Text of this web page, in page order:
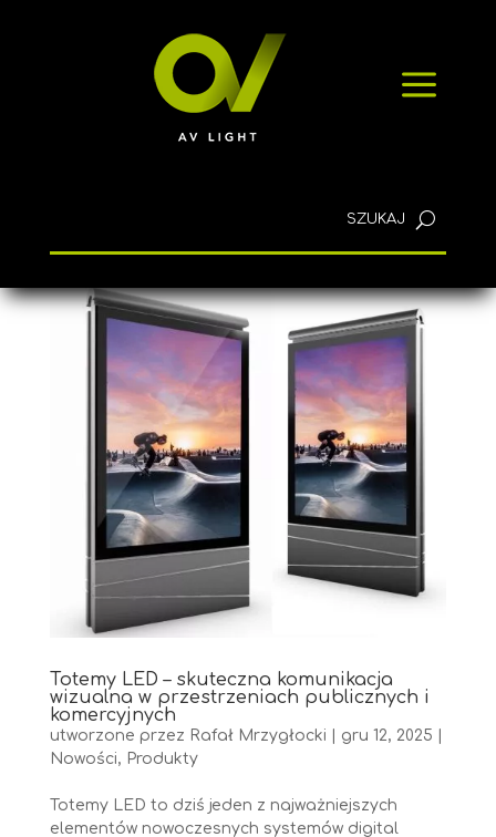
a
KONTAKT
Totemy LED – skuteczna komunikacja
wizualna w przestrzeniach publicznych i
komercyjnych
utworzone przez Rafał Mrzygłocki gru 12, 2025
Nowości, Produkty
Totemy LED to dziś jeden z najważniejszych
elementów nowoczesnych systemów digital